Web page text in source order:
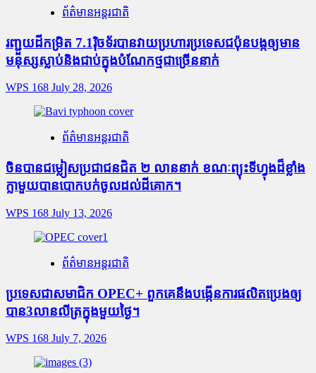
ព័ត៌មានអន្តរជាតិ
រញ្ជួយដីកម្រិត​ 7.1រ៉ិចទ័របានវាយប្រហារប្រទេសជប៉ុនបង្កឲ្យមាន
មនុស្សស្លាប់​និង​ជាប់ក្នុងបំណែកថ្មជាច្រើននាក់
WPS 168 July 28, 2026
ព័ត៌មានអន្តរជាតិ
ចិនបានជម្លៀសប្រជាជនជិត ២ លាននាក់ ខណៈព្យុះទីហ្វុងដ៏ខ្លាំង
ក្លាមួយបានបោកបក់ចូលដល់ដីគោក។
WPS 168 July 13, 2026
ព័ត៌មានអន្តរជាតិ
ប្រទេសជាសមាជិក OPEC+​ ពួកគេនឹងបង្កើនការផលិតប្រេងឲ្យ
បាន3លានលីត្រក្នុងមួយថ្ងៃ។
WPS 168 July 7, 2026